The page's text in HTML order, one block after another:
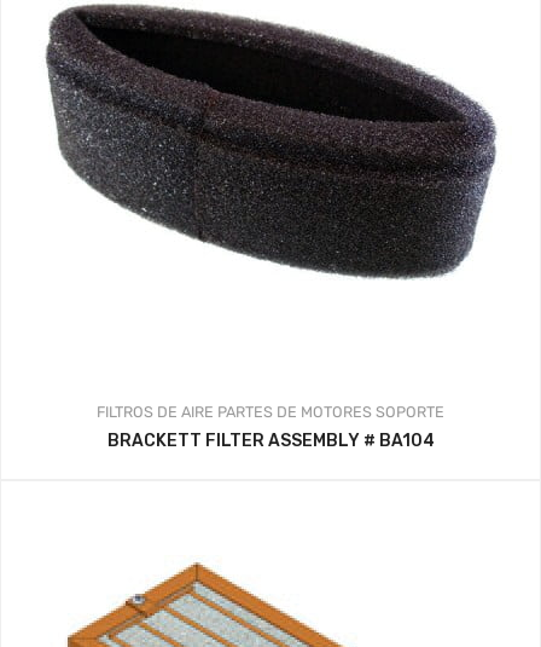
FILTROS DE AIRE PARTES DE MOTORES SOPORTE
BRACKETT FILTER ASSEMBLY # BA104